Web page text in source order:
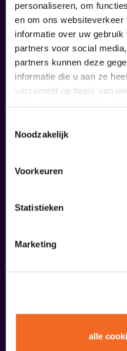
personaliseren, om
en om ons
informatie over uw
partners voor social
partners kunnen deze
informatie die u aan ze
verzameld op basis van
gaat akkoord met onze
Noodzakelijk
Voorkeuren
Statistieken
Marketing
alle
Claudia de Breij
v.a. € 22,50| Cabaret
16
Oscar Smit